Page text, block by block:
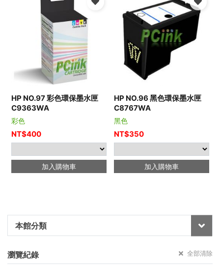
本館分類
瀏覽紀錄 全部清除
HP NO.97 彩色環保墨水匣
C9363WA
彩色
NT$400
加入購物車
HP NO.96 黑色環保墨水匣
C8767WA
黑色
NT$350
加入購物車